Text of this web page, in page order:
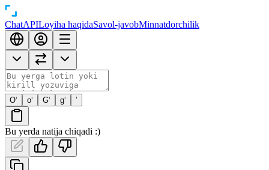
ChatAPILoyiha haqidaSavol-javobMinnatdorchilik
O‘ o‘ G‘ g‘ ’
Bu yerda natija chiqadi :)